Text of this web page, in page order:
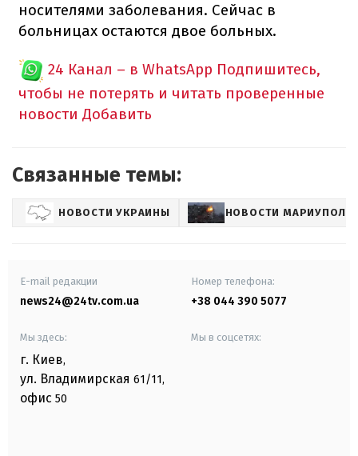
носителями заболевания. Сейчас в
больницах остаются двое больных.
24 Канал – в WhatsApp Подпишитесь,
чтобы не потерять и читать проверенные
новости Добавить
Связанные темы:
НОВОСТИ УКРАИНЫ НОВОСТИ МАРИУПОЛЯ
E-mail редакции
news24@24tv.com.ua
Номер телефона:
+38 044 390 5077
Мы здесь:
г. Киев,
ул. Владимирская 61/11,
офис 50
Мы в соцсетях: